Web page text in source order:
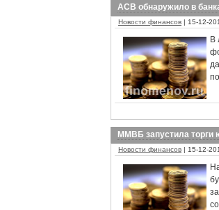
АСВ обнаружило в
Новости финансов | 15-12-
В
ММВБ запустила торги
Новости финансов | 15-12-